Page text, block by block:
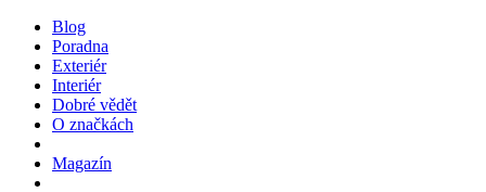
Blog
Poradna
Exteriér
Interiér
Dobré vědět
O značkách
Magazín